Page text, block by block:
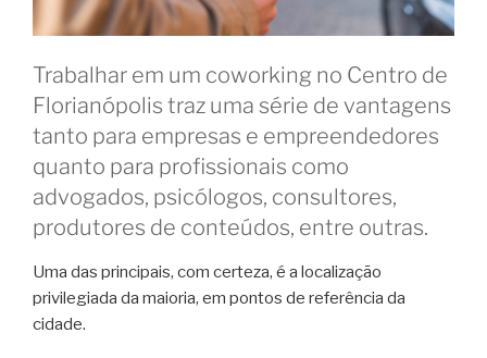
Trabalhar em um coworking no Centro de
Florianópolis traz uma série de vantagens
tanto para empresas e empreendedores
quanto para profissionais como
advogados, psicólogos, consultores,
produtores de conteúdos, entre outras.
Uma das principais, com certeza, é a localização
privilegiada da maioria, em pontos de referência da
cidade.